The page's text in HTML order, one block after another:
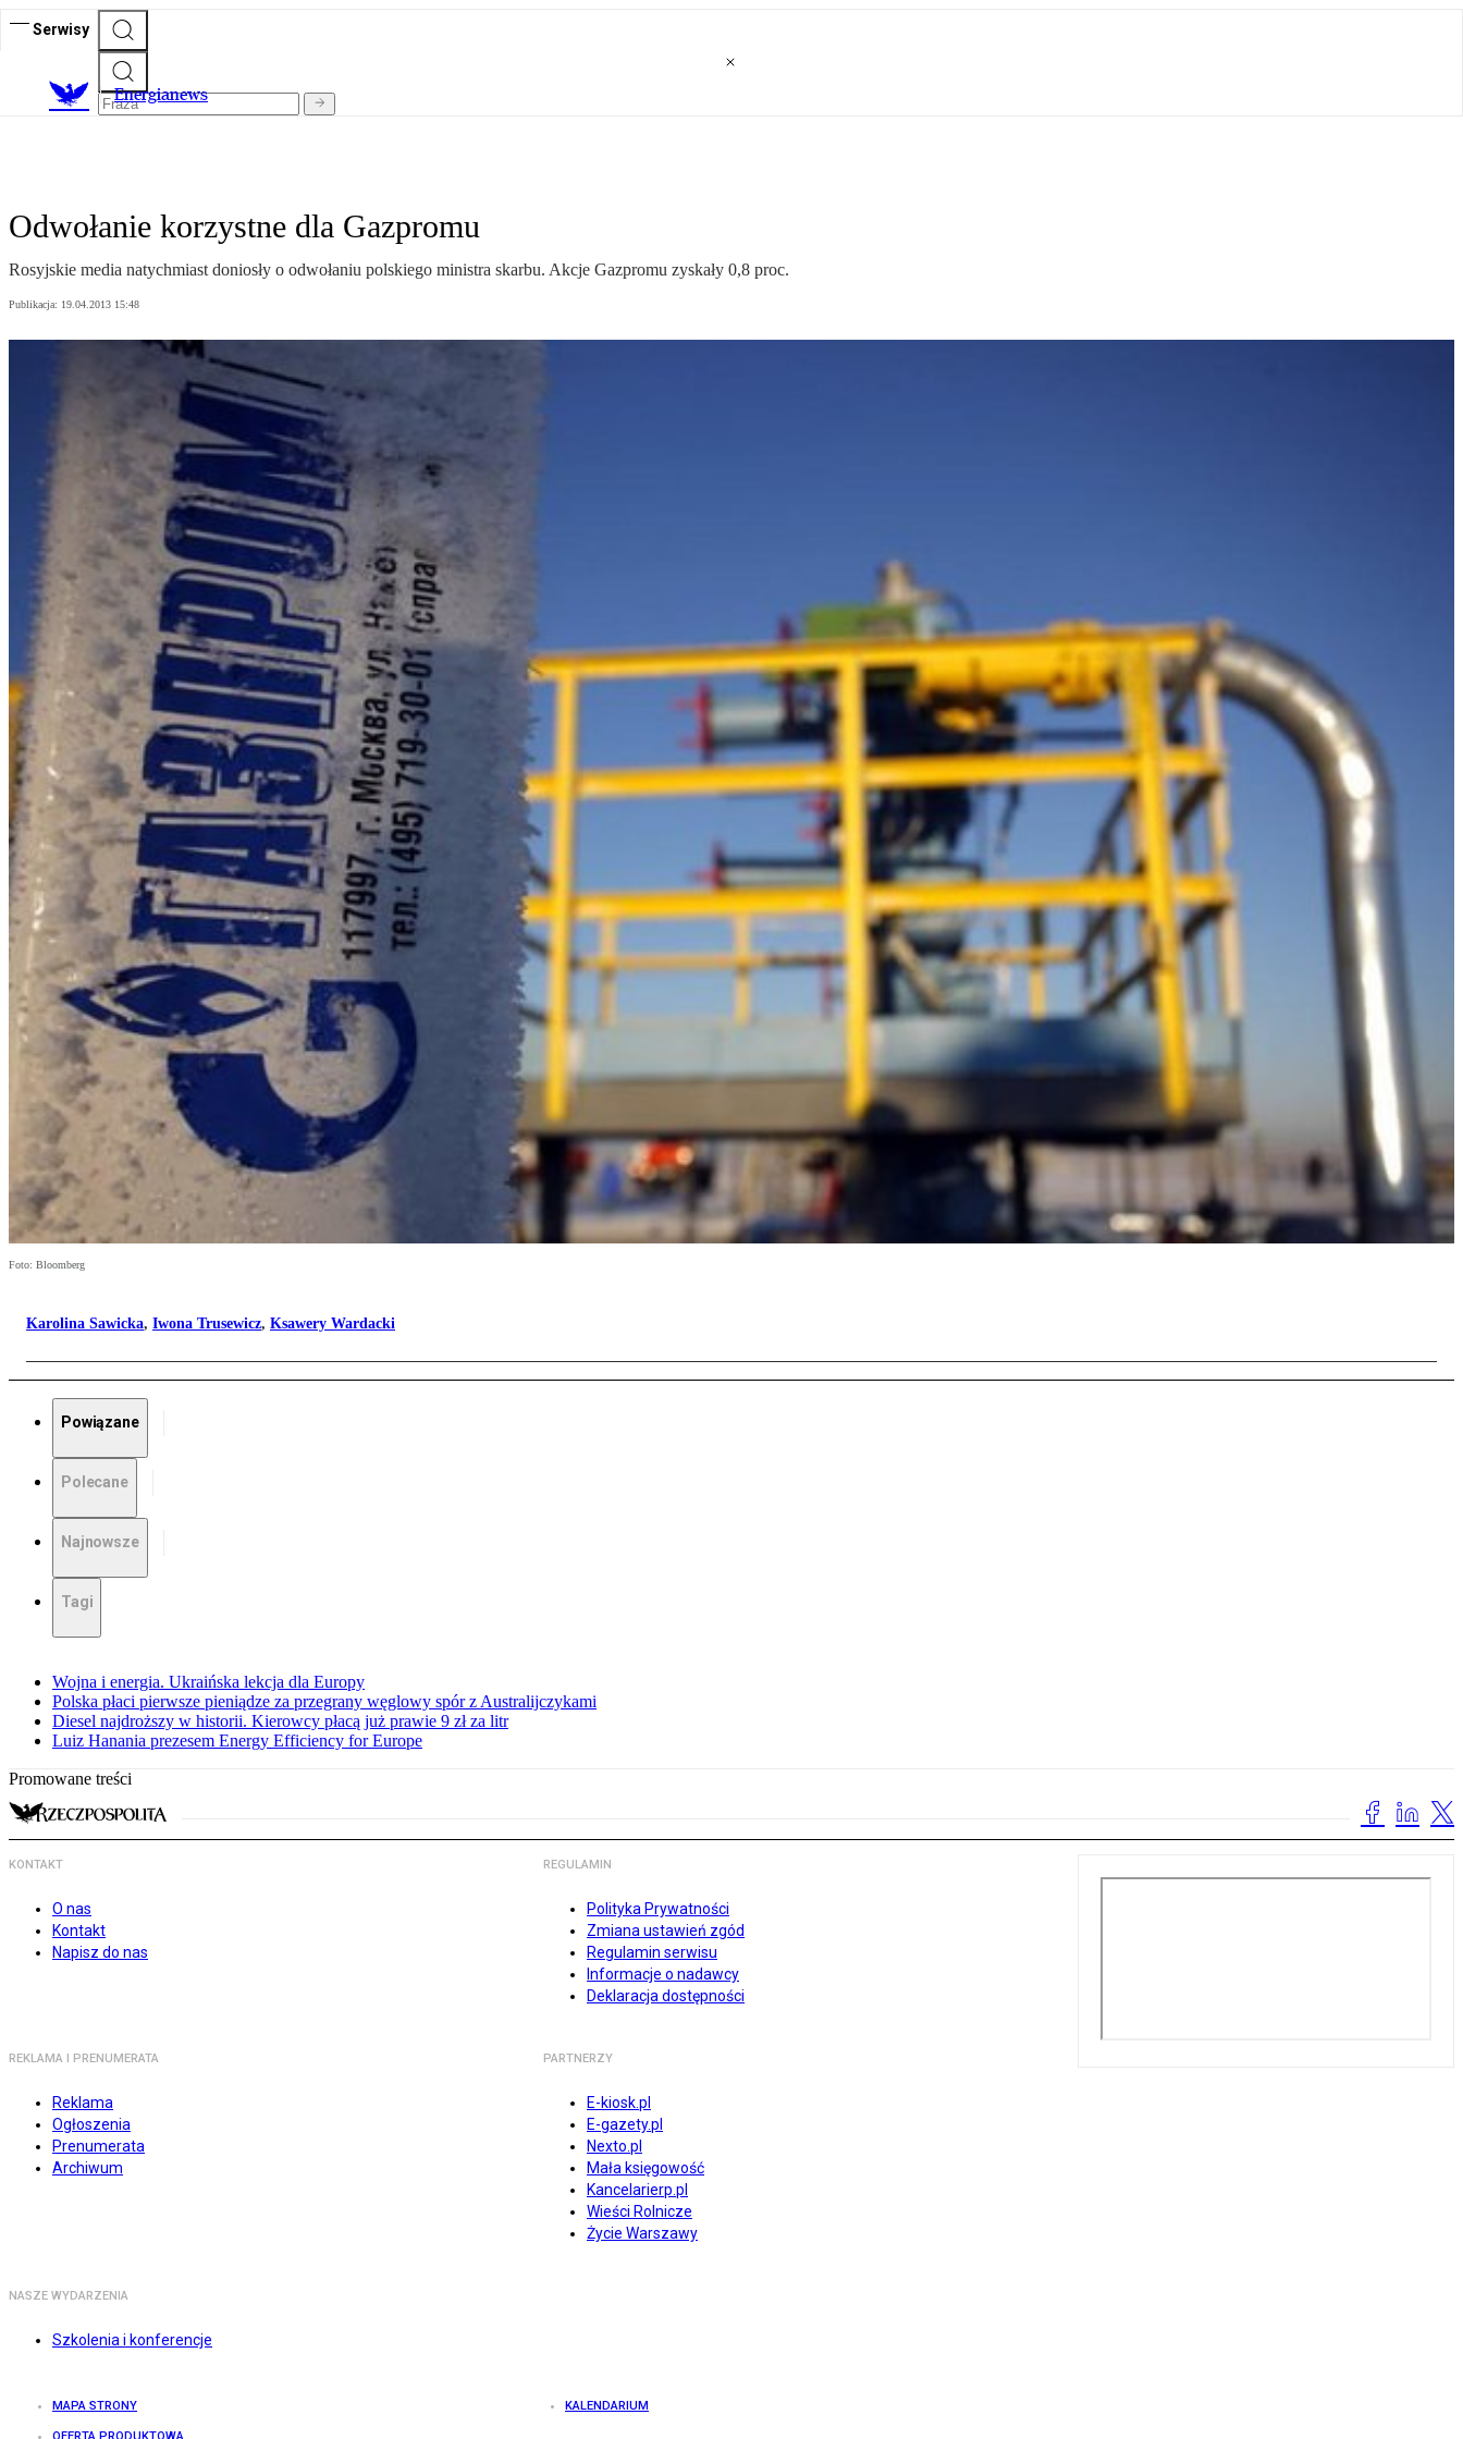
Serwisy
Energianews
Odwołanie korzystne dla Gazpromu
Rosyjskie media natychmiast doniosły o odwołaniu polskiego ministra skarbu. Akcje Gazpromu zyskały 0,8 proc.
Publikacja: 19.04.2013 15:48
Foto: Bloomberg
Karolina Sawicka, Iwona Trusewicz, Ksawery Wardacki
Powiązane
Polecane
Najnowsze
Tagi
Wojna i energia. Ukraińska lekcja dla Europy
Polska płaci pierwsze pieniądze za przegrany węglowy spór z Australijczykami
Diesel najdroższy w historii. Kierowcy płacą już prawie 9 zł za litr
Luiz Hanania prezesem Energy Efficiency for Europe
Promowane treści
KONTAKT
O nas
Kontakt
Napisz do nas
REGULAMIN
Polityka Prywatności
Zmiana ustawień zgód
Regulamin serwisu
Informacje o nadawcy
Deklaracja dostępności
REKLAMA I PRENUMERATA
Reklama
Ogłoszenia
Prenumerata
Archiwum
PARTNERZY
E-kiosk.pl
E-gazety.pl
Nexto.pl
Mała księgowość
Kancelarierp.pl
Wieści Rolnicze
Życie Warszawy
NASZE WYDARZENIA
Szkolenia i konferencje
MAPA STRONY KALENDARIUM